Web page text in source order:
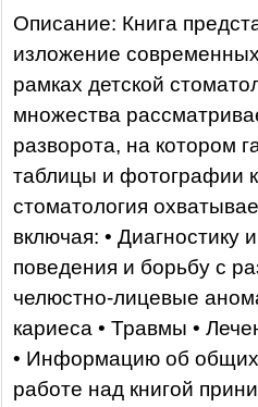
Описание: Книга
изложение
рамках детской
множества
разворота, на котором
таблицы и фотографии
стоматология
включая: • Диагностику
поведения и борьбу с
челюстно-лицевые
кариеса • Травмы •
• Информацию об общих
работе над книгой